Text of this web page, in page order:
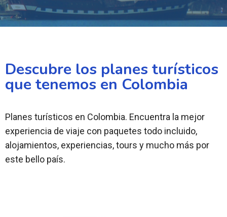
Descubre los planes turísticos
que tenemos en Colombia
Planes turísticos en Colombia. Encuentra la mejor
experiencia de viaje con paquetes todo incluido,
alojamientos, experiencias, tours y mucho más por
este bello país.